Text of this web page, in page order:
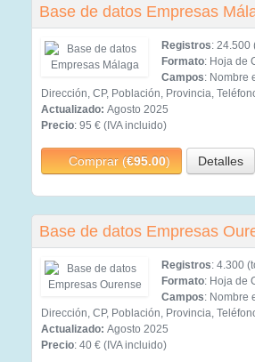
Base de datos Empresas
Registros: 24.500
Formato: Hoja de
Campos: Nombre
Dirección, CP, Población, Provincia,
Actualizado: Agosto 2025
Precio: 95 € (IVA incluido)
Comprar (€95.00) Detalles
Base de datos Empresas
Registros: 4.300
Formato: Hoja de
Campos: Nombre
Dirección, CP, Población, Provincia,
Actualizado: Agosto 2025
Precio: 40 € (IVA incluido)